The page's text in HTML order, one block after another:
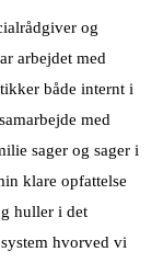
og
arbejdet med
både internt i
med
sager og sager i
klare opfattelse
huller i det
hvorved vi